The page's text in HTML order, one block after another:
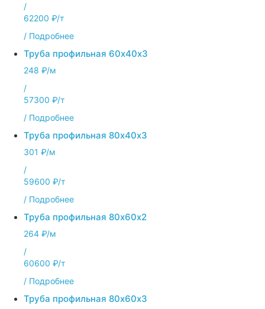
/
62200 ₽/т
/ Подробнее
Труба профильная 60х40х3
248 ₽/м
/
57300 ₽/т
/ Подробнее
Труба профильная 80х40х3
301 ₽/м
/
59600 ₽/т
/ Подробнее
Труба профильная 80х60х2
264 ₽/м
/
60600 ₽/т
/ Подробнее
Труба профильная 80х60х3